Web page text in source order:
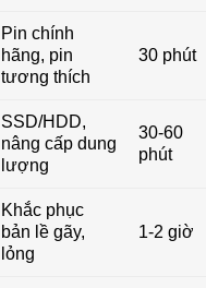
Pin chính
hãng, pin
tương thích
30 phút
SSD/HDD,
nâng cấp dung
lượng
30-60
phút
Khắc phục
bản lề gãy,
lỏng
1-2 giờ